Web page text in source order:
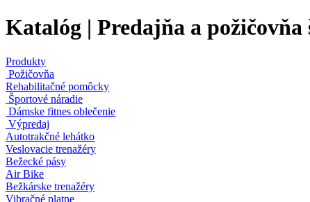
Katalóg | Predajňa a
Produkty
Požičovňa
Rehabilitačné pomôcky
Športové náradie
Dámske fitnes oblečenie
Výpredaj
Autotrakčné lehátko
Veslovacie trenažéry
Bežecké pásy
Air Bike
Bežkárske trenažéry
Vibračné platne